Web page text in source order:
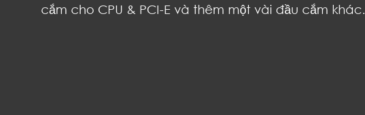
cắm cho CPU & PCI-E và thêm một vài đầu cắm khác.